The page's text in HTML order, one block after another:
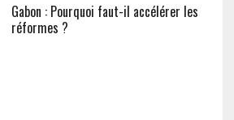
Gabon : Pourquoi faut-il accélérer les
réformes ?